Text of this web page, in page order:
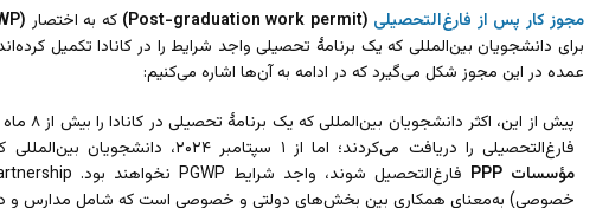
مجوز کار پس از فارغ‌التحصیلی (Post-graduation work permit) که به اختصار (PGWP)
عمده در این مجوز شکل می‌گیرد که در ادامه به آن‌ها اشاره می‌کنیم:
پیش از
فارغ‌التحصیلی را دریافت می‌کردند؛ اما از ۱ سپتامبر ۲۰۲۴، دانشجویان بین‌المللی که از برنامۀ تحصیلی ارائه شده توسط
مؤسسات PPP
خصوصی) به‌معنای همکاری بین بخش‌های دولتی و خصوصی است که شامل مدارس و